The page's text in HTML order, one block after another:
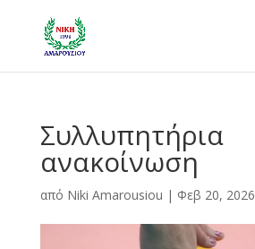
Συλλυπητήρια
ανακοίνωση
από Niki Amarousiou | Φεβ 20, 2026